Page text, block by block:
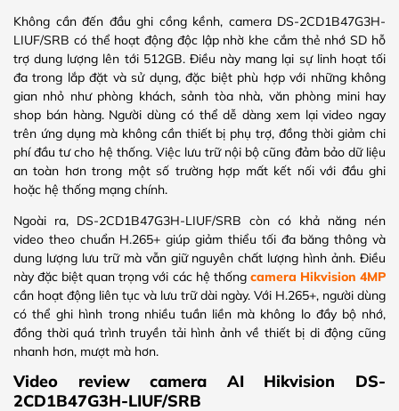
Không cần đến đầu ghi cồng kềnh, camera DS-2CD1B47G3H-
LIUF/SRB có thể hoạt động độc lập nhờ khe cắm thẻ nhớ SD hỗ
trợ dung lượng lên tới 512GB. Điều này mang lại sự linh hoạt tối
đa trong lắp đặt và sử dụng, đặc biệt phù hợp với những không
gian nhỏ như phòng khách, sảnh tòa nhà, văn phòng mini hay
shop bán hàng. Người dùng có thể dễ dàng xem lại video ngay
trên ứng dụng mà không cần thiết bị phụ trợ, đồng thời giảm chi
phí đầu tư cho hệ thống. Việc lưu trữ nội bộ cũng đảm bảo dữ liệu
an toàn hơn trong một số trường hợp mất kết nối với đầu ghi
hoặc hệ thống mạng chính.
Ngoài ra, DS-2CD1B47G3H-LIUF/SRB còn có khả năng nén
video theo chuẩn H.265+ giúp giảm thiểu tối đa băng thông và
dung lượng lưu trữ mà vẫn giữ nguyên chất lượng hình ảnh. Điều
này đặc biệt quan trọng với các hệ thống camera Hikvision 4MP
cần hoạt động liên tục và lưu trữ dài ngày. Với H.265+, người dùng
có thể ghi hình trong nhiều tuần liền mà không lo đầy bộ nhớ,
đồng thời quá trình truyền tải hình ảnh về thiết bị di động cũng
nhanh hơn, mượt mà hơn.
Video review camera AI Hikvision DS-
2CD1B47G3H-LIUF/SRB